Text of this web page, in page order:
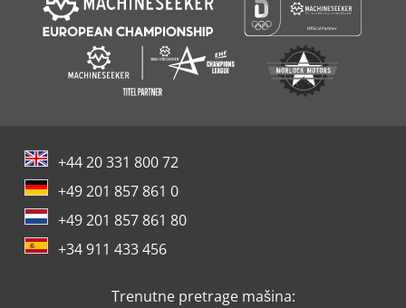
+44 20 331 800 72
+49 201 857 861 0
+49 201 857 861 80
+34 911 433 456
Trenutne pretrage mašina: